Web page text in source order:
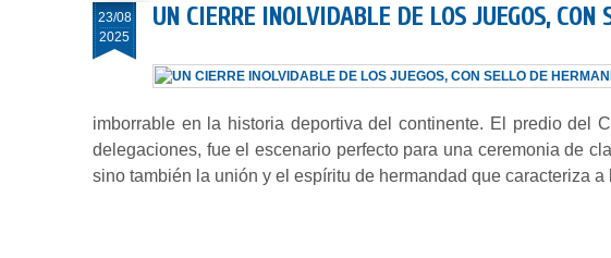
23/08
2025
UN CIERRE INOLVIDABLE DE LOS JUEGOS,
imborrable en la historia deportiva del continente. El predio del
delegaciones, fue el escenario perfecto para una ceremonia de
sino también la unión y el espíritu de hermandad que caracteriza